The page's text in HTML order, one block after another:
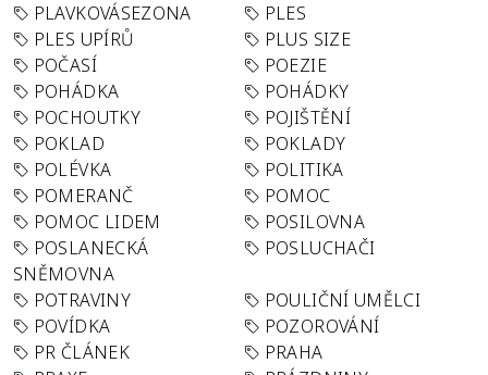
PLAVKOVÁSEZONA
PLES
PLES UPÍRŮ
PLUS SIZE
POČASÍ
POEZIE
POHÁDKA
POHÁDKY
POCHOUTKY
POJIŠTĚNÍ
POKLAD
POKLADY
POLÉVKA
POLITIKA
POMERANČ
POMOC
POMOC LIDEM
POSILOVNA
POSLANECKÁ
SNĚMOVNA
POSLUCHAČI
POTRAVINY
POULIČNÍ UMĚLCI
POVÍDKA
POZOROVÁNÍ
PR ČLÁNEK
PRAHA